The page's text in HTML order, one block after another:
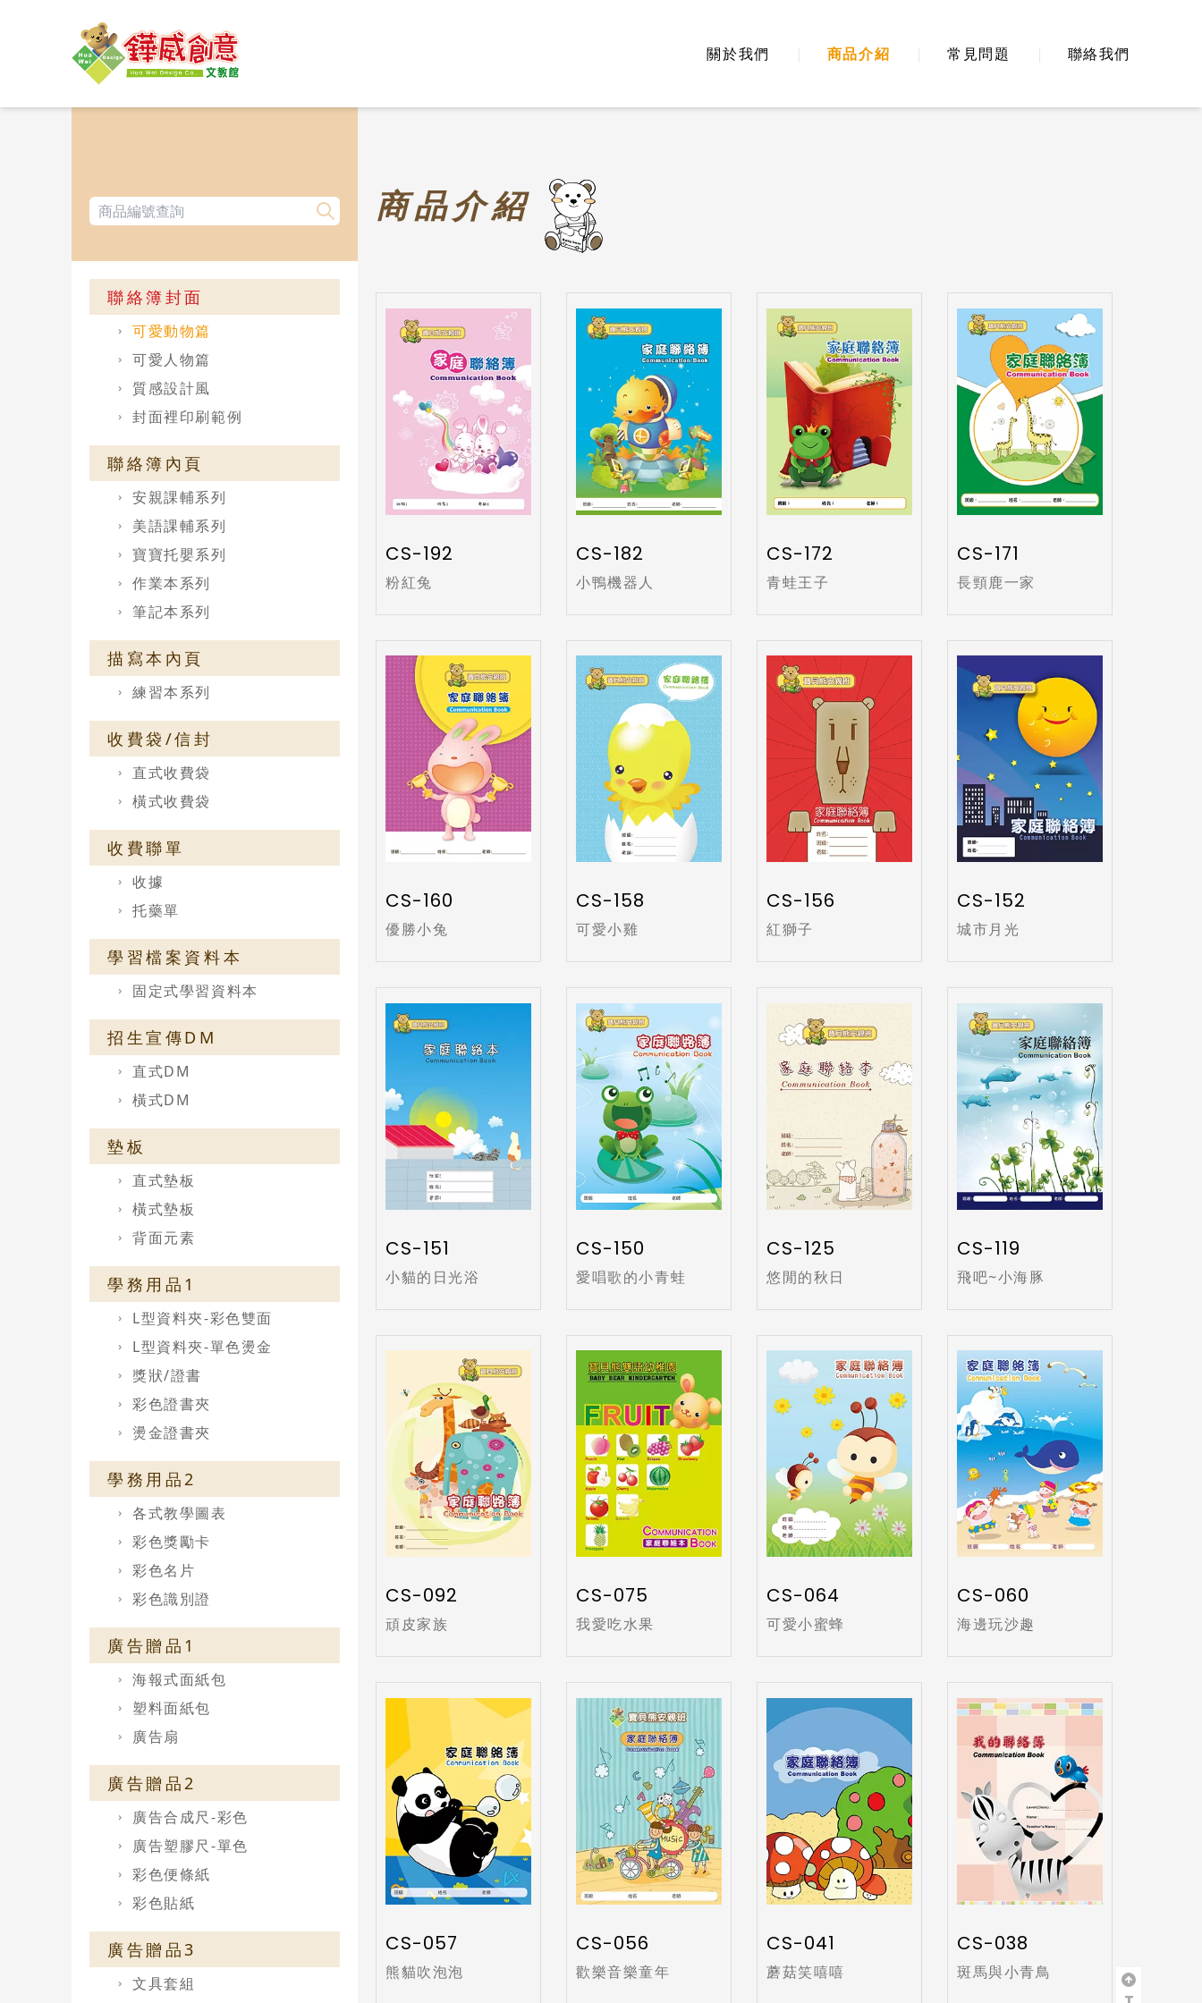
關於我們 商品介紹 常見問題 聯絡我們
聯絡簿封面
可愛動物篇
可愛人物篇
質感設計風
封面裡印刷範例
聯絡簿內頁
安親課輔系列
美語課輔系列
寶寶托嬰系列
作業本系列
筆記本系列
描寫本內頁
練習本系列
收費袋/信封
直式收費袋
橫式收費袋
收費聯單
收據
托藥單
學習檔案資料本
固定式學習資料本
招生宣傳DM
直式DM
橫式DM
墊板
直式墊板
橫式墊板
背面元素
學務用品1
L型資料夾-彩色雙面
L型資料夾-單色燙金
獎狀/證書
彩色證書夾
燙金證書夾
學務用品2
各式教學圖表
彩色獎勵卡
彩色名片
彩色識別證
廣告贈品1
海報式面紙包
塑料面紙包
廣告扇
廣告贈品2
廣告合成尺-彩色
廣告塑膠尺-單色
彩色便條紙
彩色貼紙
廣告贈品3
文具套組
商品介紹
CS-192
粉紅兔
CS-182
小鴨機器人
CS-172
青蛙王子
CS-171
長頸鹿一家
CS-160
優勝小兔
CS-158
可愛小雞
CS-156
紅獅子
CS-152
城市月光
CS-151
小貓的日光浴
CS-150
愛唱歌的小青蛙
CS-125
悠閒的秋日
CS-119
飛吧~小海豚
CS-092
頑皮家族
CS-075
我愛吃水果
CS-064
可愛小蜜蜂
CS-060
海邊玩沙趣
CS-057
熊貓吹泡泡
CS-056
歡樂音樂童年
CS-041
蘑菇笑嘻嘻
CS-038
斑馬與小青鳥